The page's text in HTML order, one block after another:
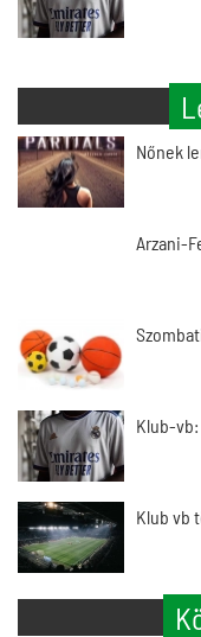
Nőnek
Arzani-
Klub-
Klub vb